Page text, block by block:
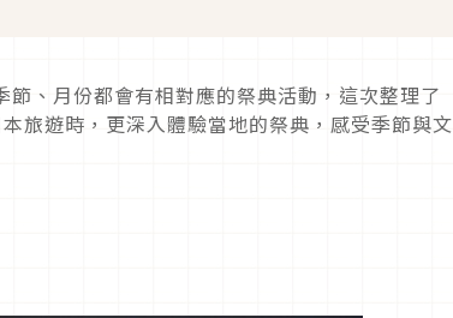
、月份都會有相對應的祭典活動，這次整理了
旅遊時，更深入體驗當地的祭典，感受季節與文